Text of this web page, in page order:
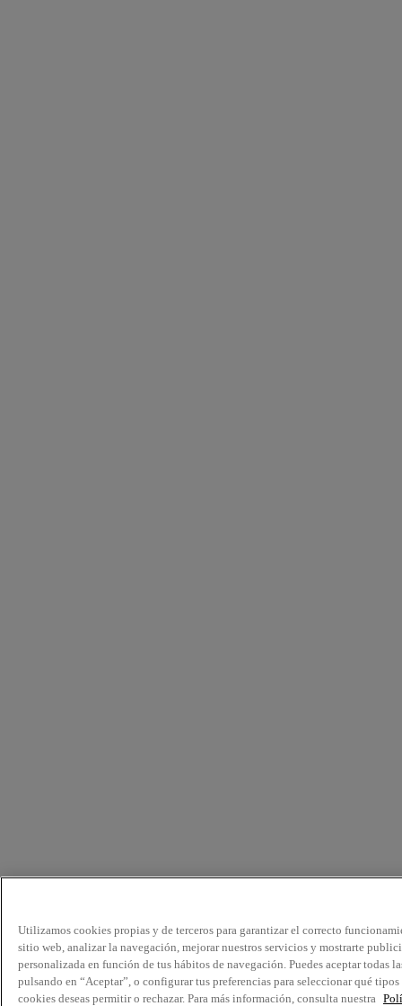
Utilizamos cookies propias y de terceros para garantizar el correcto
sitio web, analizar la navegación, mejorar nuestros servicios y mostrarte
personalizada en función de tus hábitos de navegación. Puedes aceptar todas
pulsando en “Aceptar”, o configurar tus preferencias para seleccionar qué tipos
cookies deseas permitir o rechazar. Para más información, consulta nuestra